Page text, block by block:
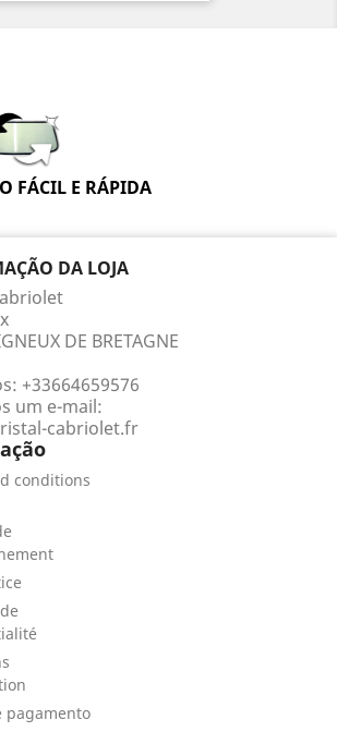
FÁCIL E RÁPIDA
DA LOJA
DE BRETAGNE
+33664659576
um e-mail:
cabriolet.fr
conditions
pagamento